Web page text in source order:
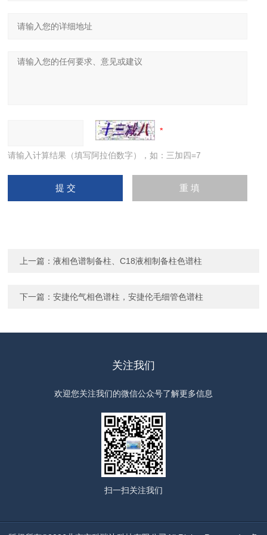
请输入计算结果（填写阿拉伯数字），如：三加四=7
上一篇：液相色谱制备柱、C18液相制备柱色谱柱
下一篇：安捷伦气相色谱柱，安捷伦毛细管色谱柱
关注我们
欢迎您关注我们的微信公众号了解更多信息
扫一扫关注我们